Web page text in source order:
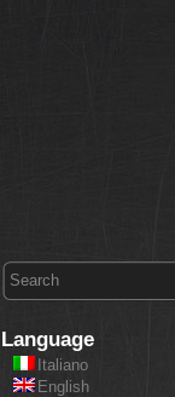
Language
Italiano
English